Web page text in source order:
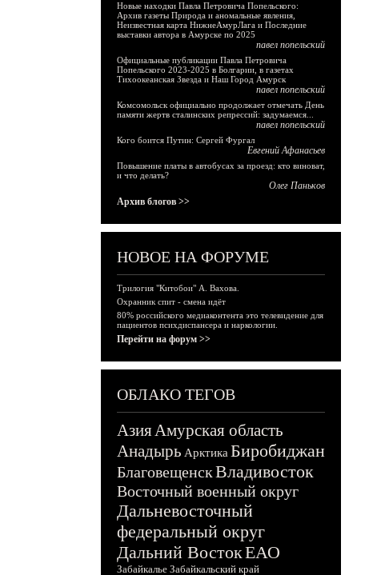
Новые находки Павла Петровича Попельского:
Архив газеты Природа и аномальные явления,
Неизвестная карта НижнеАмурЛага и Последние
выставки автора в Амурске по 2025
павел попельский
Официальные публикации Павла Петровича
Попельского 2023-2025 в Болгарии, в газетах
Тихоокеанская Звезда и Наш Город Амурск
павел попельский
Комсомольск официально продолжает отмечать День
памяти жертв сталинских репрессий: задумаемся...
павел попельский
Кого боится Путин: Сергей Фургал
Евгений Афанасьев
Повышение платы в автобусах за проезд: кто виноват,
и что делать?
Олег Паньков
Архив блогов >>
НОВОЕ НА ФОРУМЕ
Трилогия "Китобои" А. Вахова.
Охранник спит - смена идёт
80% российского медиаконтента это телевидение для
пациентов психдиспансера и наркологии.
Перейти на форум >>
ОБЛАКО ТЕГОВ
АзияАмурская область
Анадырь Арктика Биробиджан
БлаговещенскВладивосток
Восточный военный округ
Дальневосточный
федеральный округ
Дальний ВостокЕАО
Забайкалье Забайкальский край